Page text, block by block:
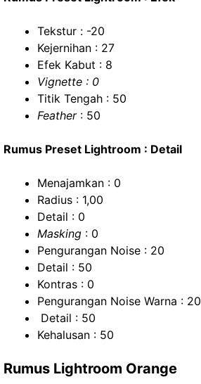
Tekstur : -20
Kejernihan : 27
Efek Kabut : 8
Vignette : 0
Titik Tengah : 50
Feather: 50
Rumus Preset Lightroom : Detail
Menajamkan : 0
Radius : 1,00
Detail : 0
Masking : 0
Pengurangan Noise : 20
Detail : 50
Kontras : 0
Pengurangan Noise Warna : 20
Detail : 50
Kehalusan : 50
Rumus Lightroom Orange